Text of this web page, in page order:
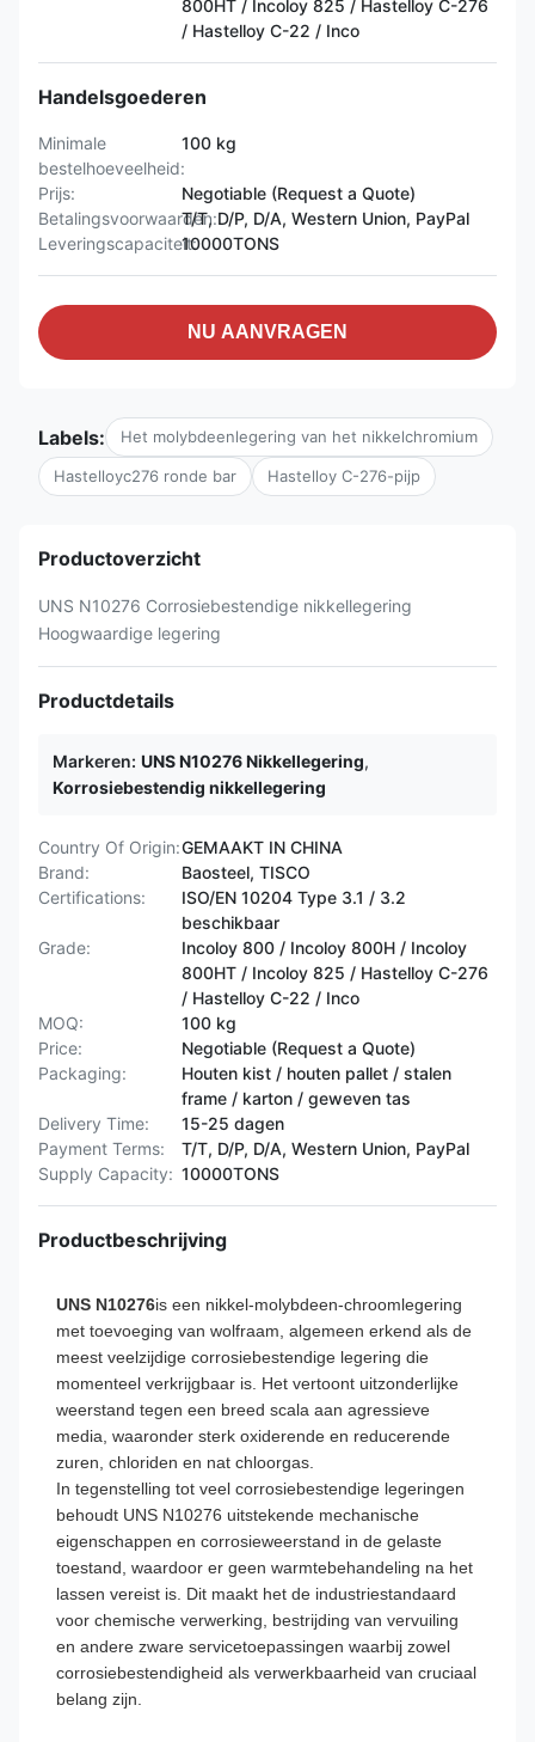
800HT / ​​Incoloy 825 / Hastelloy C-276
/ Hastelloy C-22 / Inco
Handelsgoederen
Minimale
bestelhoeveelheid:
100 kg
Prijs:
Negotiable (Request a Quote)
Betalingsvoorwaarden:T/T, D/P, D/A, Western Union, PayPal
Leveringscapaciteit:10000TONS
NU AANVRAGEN
Labels: Het molybdeenlegering van het nikkelchromium
Hastelloyc276 ronde bar Hastelloy C-276-pijp
Productoverzicht
UNS N10276 Corrosiebestendige nikkellegering
Hoogwaardige legering
Productdetails
Markeren: UNS N10276 Nikkellegering,
Korrosiebestendig nikkellegering
Country Of Origin:GEMAAKT IN CHINA
Brand:
Baosteel, TISCO
Certifications:
ISO/EN 10204 Type 3.1 / 3.2
beschikbaar
Grade:
Incoloy 800 / Incoloy 800H / Incoloy
800HT / ​​Incoloy 825 / Hastelloy C-276
/ Hastelloy C-22 / Inco
MOQ:
100 kg
Price:
Negotiable (Request a Quote)
Packaging:
Houten kist / houten pallet / stalen
frame / karton / geweven tas
Delivery Time:
15-25 dagen
Payment Terms:
T/T, D/P, D/A, Western Union, PayPal
Supply Capacity: 10000TONS
Productbeschrijving
UNS N10276is een nikkel-molybdeen-chroomlegering
met toevoeging van wolfraam, algemeen erkend als de
meest veelzijdige corrosiebestendige legering die
momenteel verkrijgbaar is. Het vertoont uitzonderlijke
weerstand tegen een breed scala aan agressieve
media, waaronder sterk oxiderende en reducerende
zuren, chloriden en nat chloorgas.
In tegenstelling tot veel corrosiebestendige legeringen
behoudt UNS N10276 uitstekende mechanische
eigenschappen en corrosieweerstand in de gelaste
toestand, waardoor er geen warmtebehandeling na het
lassen vereist is. Dit maakt het de industriestandaard
voor chemische verwerking, bestrijding van vervuiling
en andere zware servicetoepassingen waarbij zowel
corrosiebestendigheid als verwerkbaarheid van cruciaal
belang zijn.